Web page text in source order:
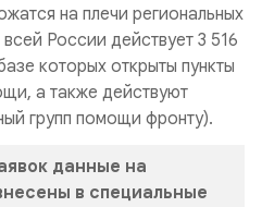
на плечи региональных
России действует 3 516
которых открыты пункты
а также действуют
групп помощи фронту).
данные на
в специальные